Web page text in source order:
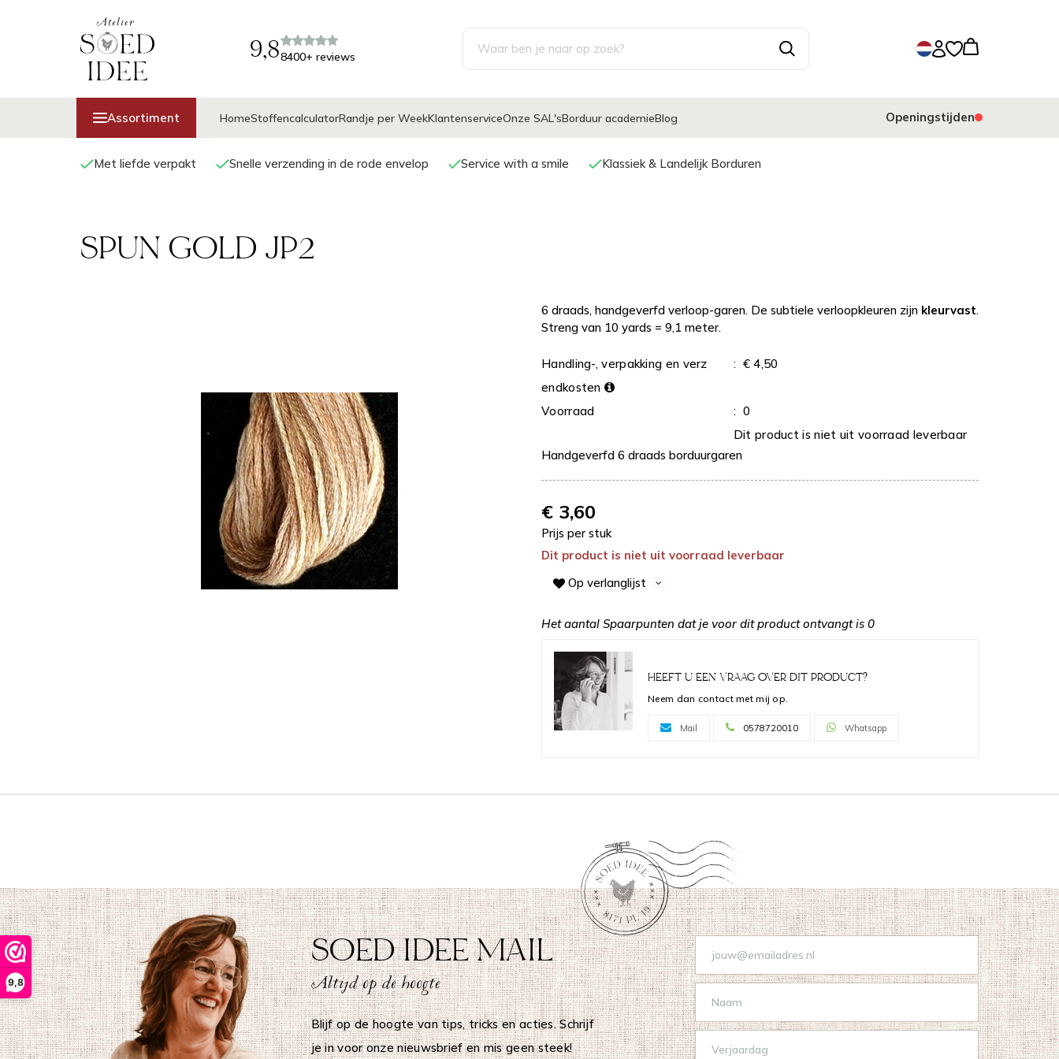
9,8
9,88400+ reviews
Assortiment HomeStoffencalculatorRandje per WeekKlantenserviceOnze SAL'sBorduur academieBlog Openingstijden
Met liefde verpakt Snelle verzending in de rode envelop Service with a smile Klassiek & Landelijk Borduren
SPUN GOLD JP2
6 draads, handgeverfd verloop-garen. De subtiele verloopkleuren zijn kleurvast.
Streng van 10 yards = 9,1 meter.
Handling-, verpakking en verz
endkosten
: € 4,50
Voorraad : 0
Dit product is niet uit voorraad leverbaar
Handgeverfd 6 draads borduurgaren
€ 3,60
Prijs per stuk
Dit product is niet uit voorraad leverbaar
Op verlanglijst
Het aantal Spaarpunten dat je voor dit product ontvangt is 0
HEEFT U EEN VRAAG OVER DIT PRODUCT?
Neem dan contact met mij op.
Mail 0578720010 Whatsapp
SOED IDEE MAIL
Altijd op de hoogte
Blijf op de hoogte van tips, tricks en acties. Schrijf
je in voor onze nieuwsbrief en mis geen steek!